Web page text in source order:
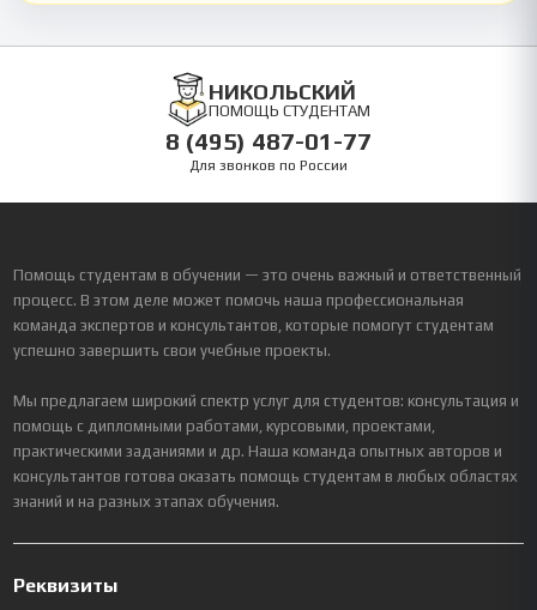
НИКОЛЬСКИЙ
ПОМОЩЬ СТУДЕНТАМ
8 (495) 487-01-77
Для звонков по России
Помощь студентам в обучении — это очень важный и ответственный
процесс. В этом деле может помочь наша профессиональная
команда экспертов и консультантов, которые помогут студентам
успешно завершить свои учебные проекты.
Мы предлагаем широкий спектр услуг для студентов: консультация и
помощь с дипломными работами, курсовыми, проектами,
практическими заданиями и др. Наша команда опытных авторов и
консультантов готова оказать помощь студентам в любых областях
знаний и на разных этапах обучения.
Реквизиты